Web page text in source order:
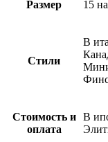
Размер 15
Стили
В
Стоимость и
оплата
В